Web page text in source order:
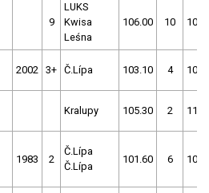
9
LUKS
Kwisa
Leśna
106.00 10
2002 3+ Č.Lípa 103.10 4
Kralupy 105.30 2
1983 2
Č.Lípa
Č.Lípa
101.60 6